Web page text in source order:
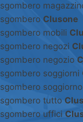
sgombero
sgombero Clusone
sgombero mobili
sgombero negozi
sgombero negozio
sgombero soggiorni
sgombero soggiorno
sgombero tutto
sgombero uffici